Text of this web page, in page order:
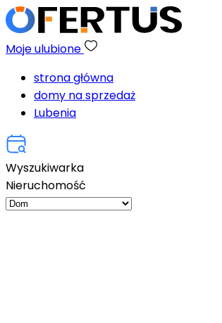
Moje ulubione
strona główna
domy na sprzedaż
Lubenia
Wyszukiwarka
Nieruchomość